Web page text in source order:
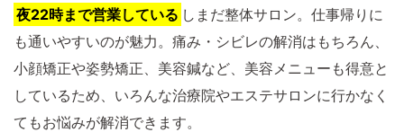
夜22時まで営業している しまだ整体サロン。仕事帰りに
も通いやすいのが魅力。痛み・シビレの解消はもちろん、
小顔矯正や姿勢矯正、美容鍼など、美容メニューも得意と
しているため、いろんな治療院やエステサロンに行かなく
てもお悩みが解消できます。